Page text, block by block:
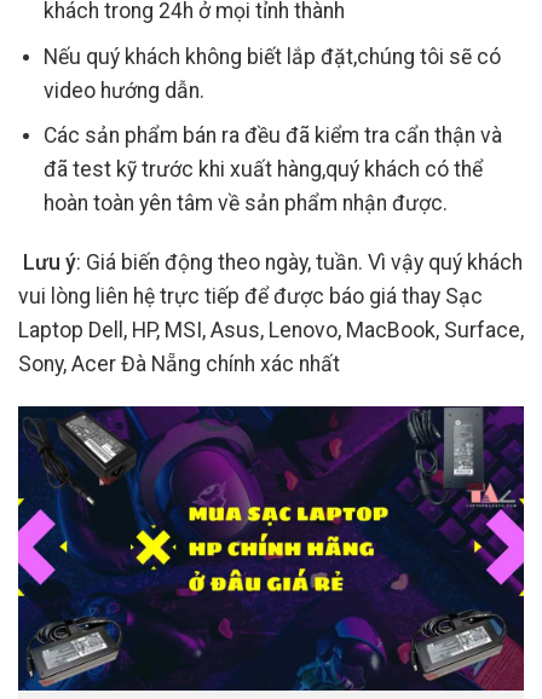
khách trong 24h ở mọi tỉnh thành
Nếu quý khách không biết lắp đặt,chúng tôi sẽ có
video hướng dẫn.
Các sản phẩm bán ra đều đã kiểm tra cẩn thận và
đã test kỹ trước khi xuất hàng,quý khách có thể
hoàn toàn yên tâm về sản phẩm nhận được.
Lưu ý: Giá biến động theo ngày, tuần. Vì vậy quý khách
vui lòng liên hệ trực tiếp để được báo giá thay Sạc
Laptop Dell, HP, MSI, Asus, Lenovo, MacBook, Surface,
Sony, Acer Đà Nẵng chính xác nhất